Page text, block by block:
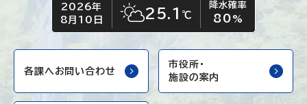
今日の日付
2026年
8月10日
今日の天気
晴れ時々くもり
25.1 ℃
降水確率
80 %
各課へお問い合わせ
市役所・
施設の案内